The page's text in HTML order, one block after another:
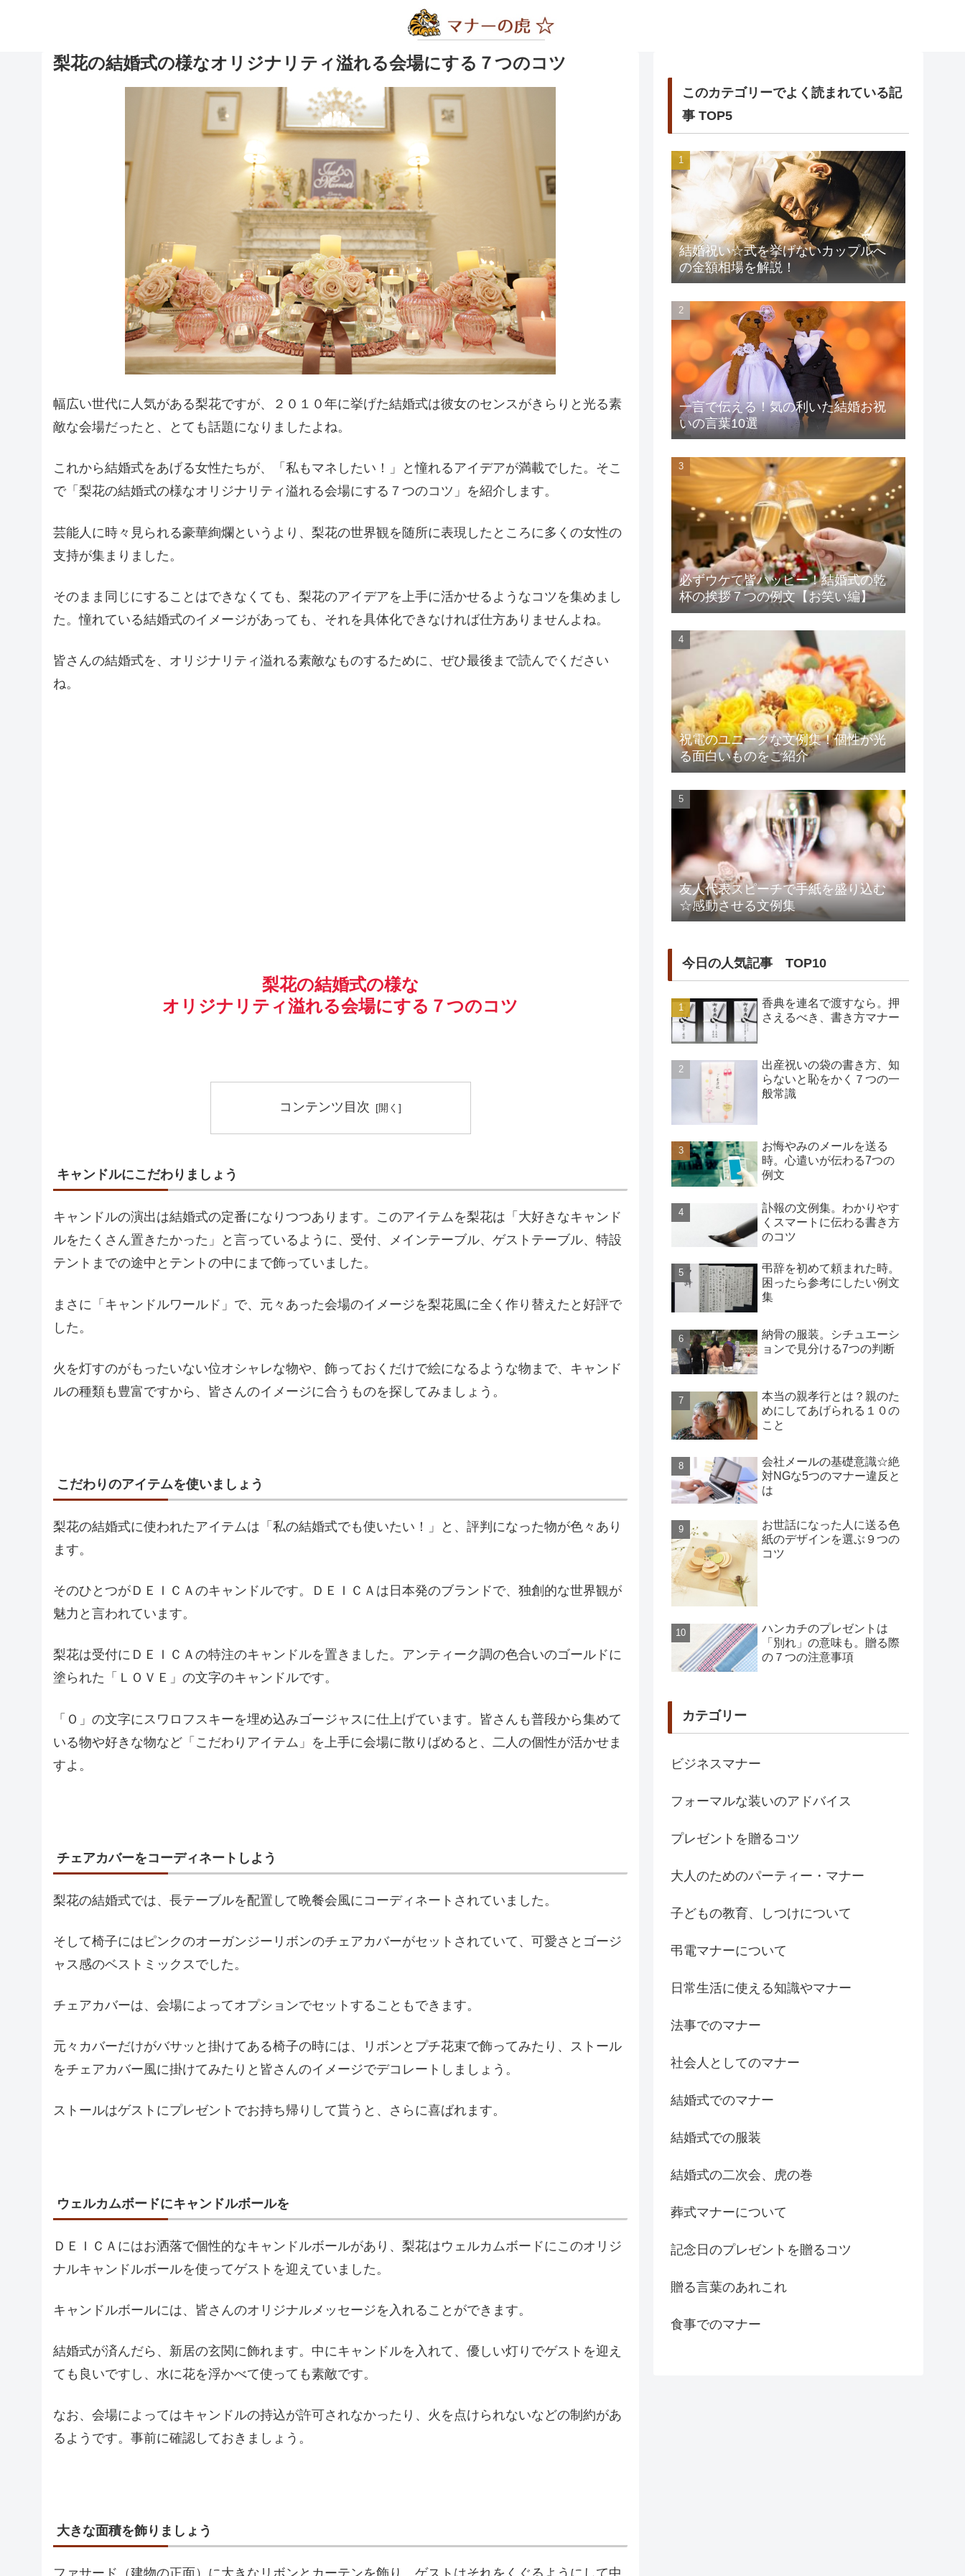
梨花の結婚式の様なオリジナリティ溢れる会場にする７つのコツ
幅広い世代に人気がある梨花ですが、２０１０年に挙げた結婚式は彼女のセンスがきらりと光る素
敵な会場だったと、とても話題になりましたよね。
これから結婚式をあげる女性たちが、「私もマネしたい！」と憧れるアイデアが満載でした。そこ
で「梨花の結婚式の様なオリジナリティ溢れる会場にする７つのコツ」を紹介します。
芸能人に時々見られる豪華絢爛というより、梨花の世界観を随所に表現したところに多くの女性の
支持が集まりました。
そのまま同じにすることはできなくても、梨花のアイデアを上手に活かせるようなコツを集めまし
た。憧れている結婚式のイメージがあっても、それを具体化できなければ仕方ありませんよね。
皆さんの結婚式を、オリジナリティ溢れる素敵なものするために、ぜひ最後まで読んでください
ね。
梨花の結婚式の様な
オリジナリティ溢れる会場にする７つのコツ
コンテンツ目次
キャンドルにこだわりましょう
キャンドルの演出は結婚式の定番になりつつあります。このアイテムを梨花は「大好きなキャンド
ルをたくさん置きたかった」と言っているように、受付、メインテーブル、ゲストテーブル、特設
テントまでの途中とテントの中にまで飾っていました。
まさに「キャンドルワールド」で、元々あった会場のイメージを梨花風に全く作り替えたと好評で
した。
火を灯すのがもったいない位オシャレな物や、飾っておくだけで絵になるような物まで、キャンド
ルの種類も豊富ですから、皆さんのイメージに合うものを探してみましょう。
こだわりのアイテムを使いましょう
梨花の結婚式に使われたアイテムは「私の結婚式でも使いたい！」と、評判になった物が色々あり
ます。
そのひとつがＤＥＩＣＡのキャンドルです。ＤＥＩＣＡは日本発のブランドで、独創的な世界観が
魅力と言われています。
梨花は受付にＤＥＩＣＡの特注のキャンドルを置きました。アンティーク調の色合いのゴールドに
塗られた「ＬＯＶＥ」の文字のキャンドルです。
「Ｏ」の文字にスワロフスキーを埋め込みゴージャスに仕上げています。皆さんも普段から集めて
いる物や好きな物など「こだわりアイテム」を上手に会場に散りばめると、二人の個性が活かせま
すよ。
チェアカバーをコーディネートしよう
梨花の結婚式では、長テーブルを配置して晩餐会風にコーディネートされていました。
そして椅子にはピンクのオーガンジーリボンのチェアカバーがセットされていて、可愛さとゴージ
ャス感のベストミックスでした。
チェアカバーは、会場によってオプションでセットすることもできます。
元々カバーだけがバサッと掛けてある椅子の時には、リボンとプチ花束で飾ってみたり、ストール
をチェアカバー風に掛けてみたりと皆さんのイメージでデコレートしましょう。
ストールはゲストにプレゼントでお持ち帰りして貰うと、さらに喜ばれます。
ウェルカムボードにキャンドルボールを
ＤＥＩＣＡにはお洒落で個性的なキャンドルボールがあり、梨花はウェルカムボードにこのオリジ
ナルキャンドルボールを使ってゲストを迎えていました。
キャンドルボールには、皆さんのオリジナルメッセージを入れることができます。
結婚式が済んだら、新居の玄関に飾れます。中にキャンドルを入れて、優しい灯りでゲストを迎え
ても良いですし、水に花を浮かべて使っても素敵です。
なお、会場によってはキャンドルの持込が許可されなかったり、火を点けられないなどの制約があ
るようです。事前に確認しておきましょう。
大きな面積を飾りましょう
このカテゴリーでよく読まれている記
事 TOP5
結婚祝い☆式を挙げないカップルへ
の金額相場を解説！
一言で伝える！気の利いた結婚お祝
いの言葉10選
必ずウケて皆ハッピー！結婚式の乾
杯の挨拶７つの例文【お笑い編】
祝電のユニークな文例集！個性が光
る面白いものをご紹介
友人代表スピーチで手紙を盛り込む
☆感動させる文例集
今日の人気記事 TOP10
香典を連名で渡すなら。押
さえるべき、書き方マナー
出産祝いの袋の書き方、知
らないと恥をかく７つの一
般常識
お悔やみのメールを送る
時。心遣いが伝わる7つの
例文
訃報の文例集。わかりやす
くスマートに伝わる書き方
のコツ
弔辞を初めて頼まれた時。
困ったら参考にしたい例文
集
納骨の服装。シチュエーシ
ョンで見分ける7つの判断
本当の親孝行とは？親のた
めにしてあげられる１０の
こと
会社メールの基礎意識☆絶
対NGな5つのマナー違反と
は
お世話になった人に送る色
紙のデザインを選ぶ９つの
コツ
ハンカチのプレゼントは
「別れ」の意味も。贈る際
の７つの注意事項
カテゴリー
ビジネスマナー
フォーマルな装いのアドバイス
プレゼントを贈るコツ
大人のためのパーティー・マナー
子どもの教育、しつけについて
弔電マナーについて
日常生活に使える知識やマナー
法事でのマナー
社会人としてのマナー
結婚式でのマナー
結婚式での服装
結婚式の二次会、虎の巻
葬式マナーについて
記念日のプレゼントを贈るコツ
贈る言葉のあれこれ
食事でのマナー